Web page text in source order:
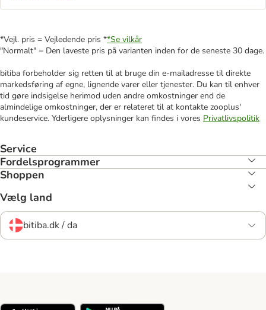
*Vejl. pris = Vejledende pris **Se vilkår
"Normalt" = Den laveste pris på varianten inden for de seneste 30 dage.
bitiba forbeholder sig retten til at bruge din e-mailadresse til direkte
markedsføring af egne, lignende varer eller tjenester. Du kan til enhver
tid gøre indsigelse herimod uden andre omkostninger end de
almindelige omkostninger, der er relateret til at kontakte zooplus'
kundeservice. Yderligere oplysninger kan findes i vores Privatlivspolitik
Service
Fordelsprogrammer
Shoppen
Vælg land
bitiba.dk / da